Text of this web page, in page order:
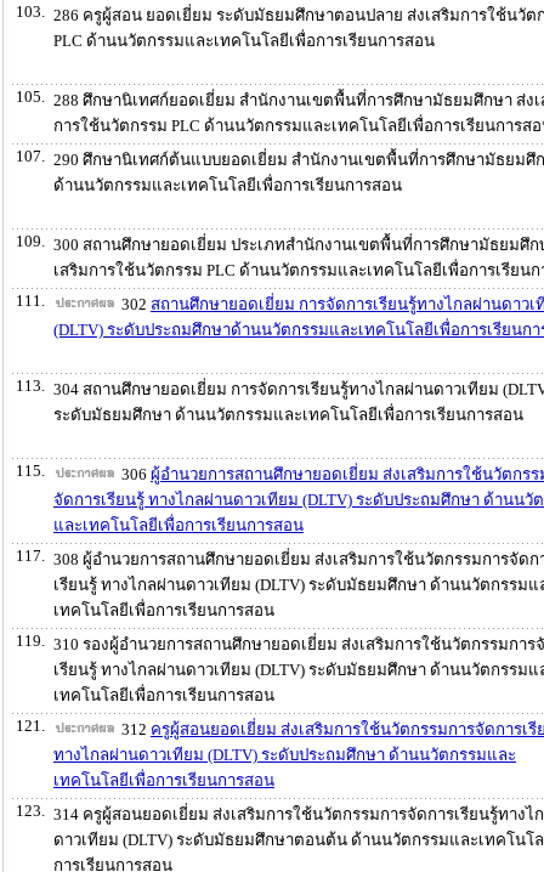
103.
286 ครูผู้สอน ยอดเยี่ยม ระดับมัธยมศึกษาตอนปลาย ส่งเสริมการใช้นวัต
PLC ด้านนวัตกรรมและเทคโนโลยีเพื่อการเรียนการสอน
105.
288 ศึกษานิเทศก์ยอดเยี่ยม สำนักงานเขตพื้นที่การศึกษามัธยมศึกษา ส่ง
การใช้นวัตกรรม PLC ด้านนวัตกรรมและเทคโนโลยีเพื่อการเรียนการส
107.
290 ศึกษานิเทศก์ต้นแบบยอดเยี่ยม สำนักงานเขตพื้นที่การศึกษามัธยมศึ
ด้านนวัตกรรมและเทคโนโลยีเพื่อการเรียนการสอน
109.
300 สถานศึกษายอดเยี่ยม ประเภทสำนักงานเขตพื้นที่การศึกษามัธยมศึก
เสริมการใช้นวัตกรรม PLC ด้านนวัตกรรมและเทคโนโลยีเพื่อการเรียน
111.
302 สถานศึกษายอดเยี่ยม การจัดการเรียนรู้ทางไกลผ่านดาวเ
(DLTV) ระดับประถมศึกษาด้านนวัตกรรมและเทคโนโลยีเพื่อการเรียนก
113.
304 สถานศึกษายอดเยี่ยม การจัดการเรียนรู้ทางไกลผ่านดาวเทียม
ระดับมัธยมศึกษา ด้านนวัตกรรมและเทคโนโลยีเพื่อการเรียนการสอน
115. 306 ผู้อำนวยการสถานศึกษายอดเยี่ยม ส่งเสริมการใช้นวัตกรร
จัดการเรียนรู้ ทางไกลผ่านดาวเทียม (DLTV) ระดับประถมศึกษา ด้านนวั
และเทคโนโลยีเพื่อการเรียนการสอน
117.
308 ผู้อำนวยการสถานศึกษายอดเยี่ยม ส่งเสริมการใช้นวัตกรรมการจัดก
เรียนรู้ ทางไกลผ่านดาวเทียม (DLTV) ระดับมัธยมศึกษา ด้านนวัตกรรมแ
เทคโนโลยีเพื่อการเรียนการสอน
119.
310 รองผู้อำนวยการสถานศึกษายอดเยี่ยม ส่งเสริมการใช้นวัตกรรมการ
เรียนรู้ ทางไกลผ่านดาวเทียม (DLTV) ระดับมัธยมศึกษา ด้านนวัตกรรมแ
เทคโนโลยีเพื่อการเรียนการสอน
121.
312 ครูผู้สอนยอดเยี่ยม ส่งเสริมการใช้นวัตกรรมการจัดการเรี
ทางไกลผ่านดาวเทียม (DLTV) ระดับประถมศึกษา ด้านนวัตกรรมและ
เทคโนโลยีเพื่อการเรียนการสอน
123.
314 ครูผู้สอนยอดเยี่ยม ส่งเสริมการใช้นวัตกรรมการจัดการเรียนรู้ทางไ
ดาวเทียม (DLTV) ระดับมัธยมศึกษาตอนต้น ด้านนวัตกรรมและเทคโนโ
การเรียนการสอน